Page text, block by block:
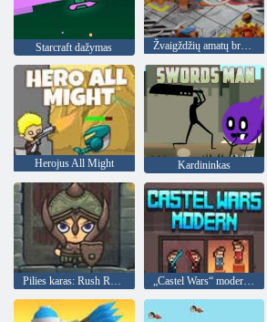
Starcraft dažymas Žvaigždžių amatų brangakmeniai
Herojus All Might Kardininkas
Pilies karas: Rush Royale ir Drag and Drop „Castel Wars“ modernūs